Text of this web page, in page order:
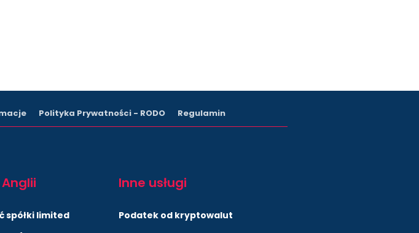
Polityka Prywatności - RODO Regulamin
spółki limited
Inne usługi
Podatek od kryptowalut